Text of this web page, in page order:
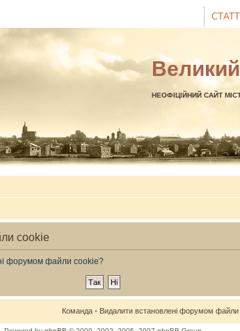
СТАТТІ
НЕОФІЦІЙНИЙ САЙТ
cookie
форумом файли cookie?
Команда • Видалити встановлені форумом